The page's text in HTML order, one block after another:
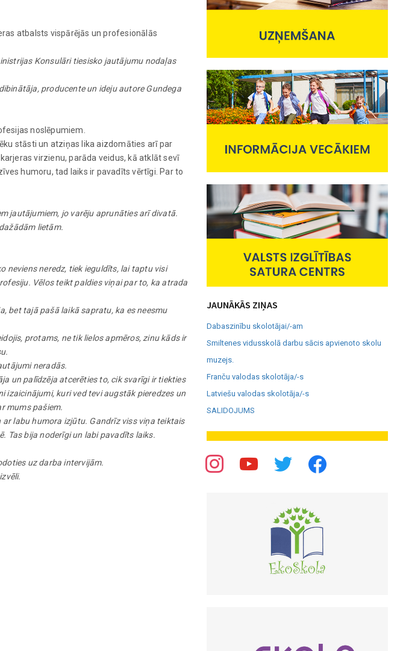
atbalsts vispārējās un profesionālās
Konsulāri tiesisko jautājumu nodaļas
producente un ideju autore Gundega
noslēpumiem.
stāsti un atziņas lika aizdomāties arī par
virzienu, parāda veidus, kā atklāt sevī
humoru, tad laiks ir pavadīts vērtīgi. Par to
jautājumiem, jo varēju aprunāties arī divatā.
lietām.
neviens neredz, tiek ieguldīts, lai taptu visi
Vēlos teikt paldies viņai par to, ka atrada
bet tajā pašā laikā sapratu, ka es neesmu
protams, ne tik lielos apmēros, zinu kāds ir
neradās.
un palīdzēja atcerēties to, cik svarīgi ir tiekties
izaicinājumi, kuri ved tevi augstāk pieredzes un
mums pašiem.
labu humora izjūtu. Gandrīz viss viņa teiktais
Tas bija noderīgi un labi pavadīts laiks.
uz darba intervijām.
JAUNĀKĀS ZIŅAS
Dabaszinību skolotājai/-am
Smiltenes vidusskolā darbu sācis apvienoto skolu
muzejs.
Franču valodas skolotāja/-s
Latviešu valodas skolotāja/-s
SALIDOJUMS